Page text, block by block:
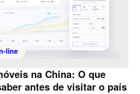
line
na China: O que
antes de visitar o país